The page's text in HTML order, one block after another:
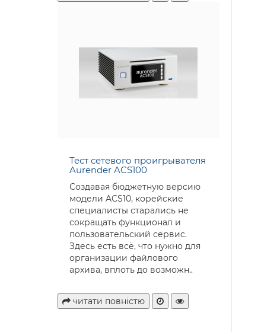
Тест сетевого проигрывателя
Aurender ACS100
Создавая бюджетную версию
модели ACS10, корейские
специалисты старались не
сокращать функционал и
пользовательский сервис.
Здесь есть всё, что нужно для
организации файлового
архива, вплоть до возможн..
читати повністю